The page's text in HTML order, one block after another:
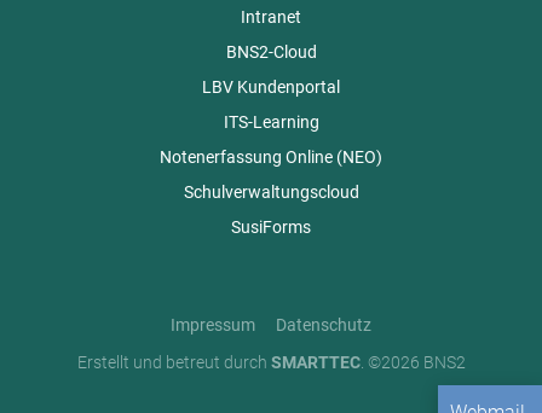
Intranet
BNS2-Cloud
LBV Kundenportal
ITS-Learning
Notenerfassung Online (NEO)
Schulverwaltungscloud
SusiForms
Impressum
Datenschutz
Erstellt und betreut durch SMARTTEC. ©2026 BNS2